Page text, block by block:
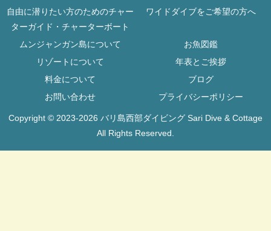
自由に潜りたい方のためのチャー
ターガイド・チャーターボート
ワイドダイブをご希望の方へ
ムンジャンガン島について
お魚図鑑
リゾートについて
年表とご挨拶
料金について
ブログ
お問い合わせ
プライバシーポリシー
Copyright © 2023-2026 バリ島西部ダイビング Sari Dive & Cottage
All Rights Reserved.